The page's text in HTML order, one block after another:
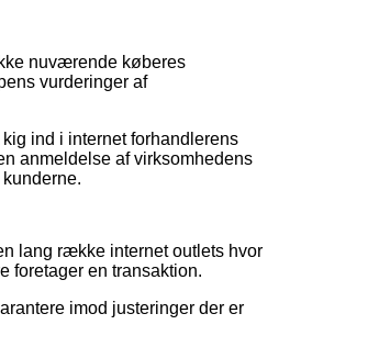
nuværende køberes
vurderinger af
ind i internet forhandlerens
anmeldelse af virksomhedens
lang række internet outlets hvor
foretager en transaktion.
imod justeringer der er